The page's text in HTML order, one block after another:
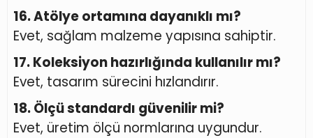
16. Atölye ortamına dayanıklı mı?
Evet, sağlam malzeme yapısına sahiptir.
17. Koleksiyon hazırlığında kullanılır mı?
Evet, tasarım sürecini hızlandırır.
18. Ölçü standardı güvenilir mi?
Evet, üretim ölçü normlarına uygundur.